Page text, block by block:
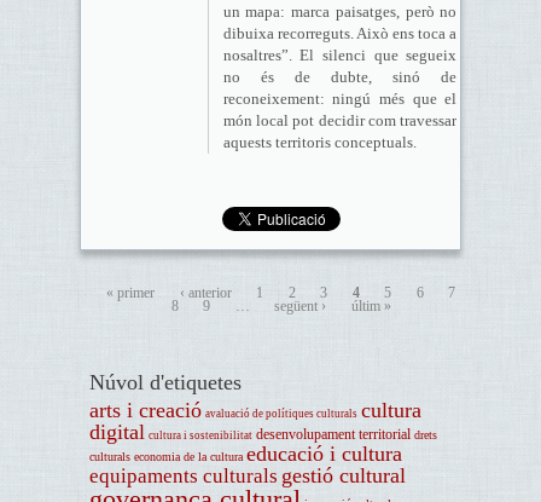
un mapa: marca paisatges, però no
dibuixa recorreguts. Això ens toca a
nosaltres”. El silenci que segueix
no és de dubte, sinó de
reconeixement: ningú més que el
món local pot decidir com travessar
aquests territoris conceptuals.
« primer ‹ anterior 1 2 3 4 5 6
7
8
9 … següent › últim »
Núvol d'etiquetes
arts i creació avaluació de polítiques culturals cultura
digital cultura i sostenibilitat desenvolupament territorial drets
culturals economia de la cultura educació i cultura
equipaments culturals gestió cultural